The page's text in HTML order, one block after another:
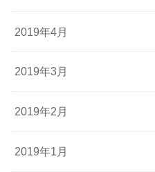
2019年4月
2019年3月
2019年2月
2019年1月